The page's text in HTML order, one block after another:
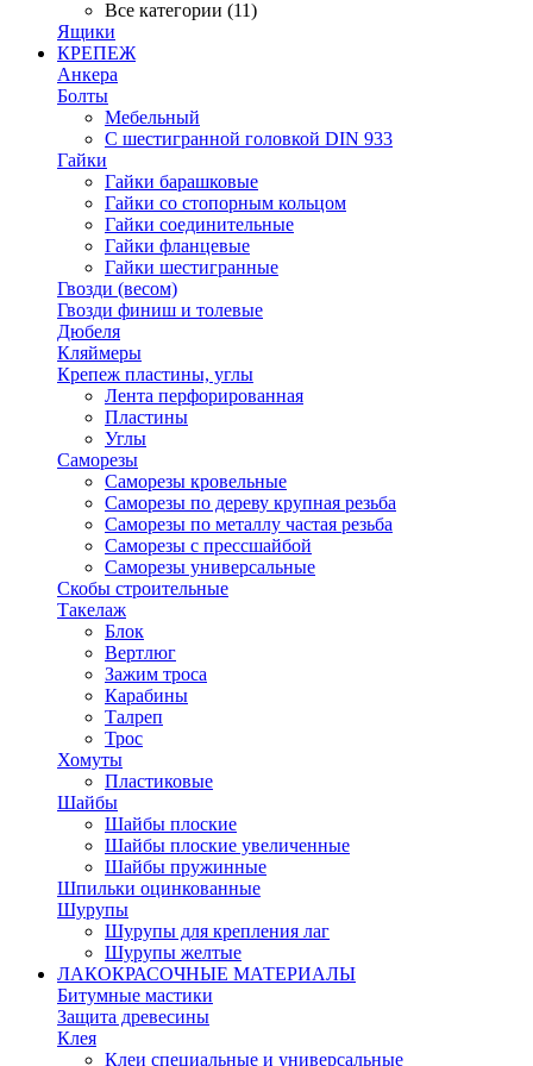
Все категории (11)
Ящики
КРЕПЕЖ
Анкера
Болты
Мебельный
С шестигранной головкой DIN 933
Гайки
Гайки барашковые
Гайки со стопорным кольцом
Гайки соединительные
Гайки фланцевые
Гайки шестигранные
Гвозди (весом)
Гвозди финиш и толевые
Дюбеля
Кляймеры
Крепеж пластины, углы
Лента перфорированная
Пластины
Углы
Саморезы
Саморезы кровельные
Саморезы по дереву крупная резьба
Саморезы по металлу частая резьба
Саморезы с прессшайбой
Саморезы универсальные
Скобы строительные
Такелаж
Блок
Вертлюг
Зажим троса
Карабины
Талреп
Трос
Хомуты
Пластиковые
Шайбы
Шайбы плоские
Шайбы плоские увеличенные
Шайбы пружинные
Шпильки оцинкованные
Шурупы
Шурупы для крепления лаг
Шурупы желтые
ЛАКОКРАСОЧНЫЕ МАТЕРИАЛЫ
Битумные мастики
Защита древесины
Клея
Клеи специальные и универсальные